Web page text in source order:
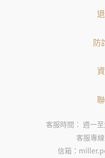
防
客服時間： 週一
客服專
信箱：